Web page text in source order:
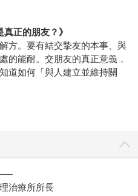
真正的朋友？》
方。要有結交摯友的本事、與
的能耐。交朋友的真正意義，
道如何「與人建立並維持關
──
治療所所長